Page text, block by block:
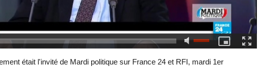
était l'invité de Mardi politique sur France 24 et RFI, mardi 1er